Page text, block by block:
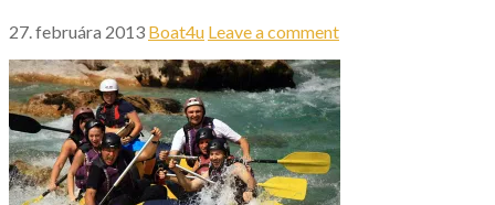
27. februára 2013 Boat4u Leave a comment